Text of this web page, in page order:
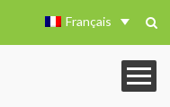
Français